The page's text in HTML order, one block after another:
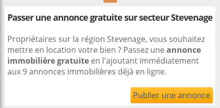
Passer une annonce gratuite sur secteur Stevenage
Propriétaires sur la région Stevenage, vous souhaitez
mettre en location votre bien ? Passez une annonce
immobilière gratuite en l'ajoutant immédiatement
aux 9 annonces immobilières déjà en ligne.
Publier une annonce